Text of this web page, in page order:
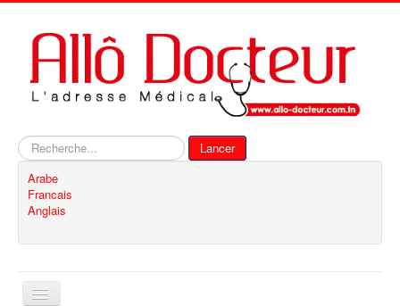
Rechercher
Lancer
Arabe
Francais
Anglais
Basculer